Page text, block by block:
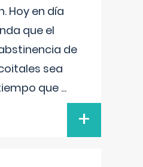
Hoy en día
que el
de
sea
que...
+